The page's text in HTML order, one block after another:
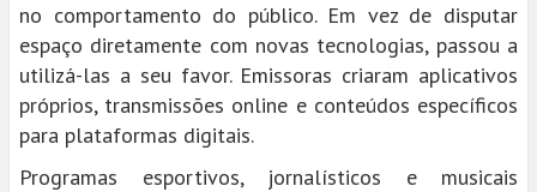
no comportamento do público. Em vez de disputar
espaço diretamente com novas tecnologias, passou a
utilizá-las a seu favor. Emissoras criaram aplicativos
próprios, transmissões online e conteúdos específicos
para plataformas digitais.
Programas esportivos, jornalísticos e musicais